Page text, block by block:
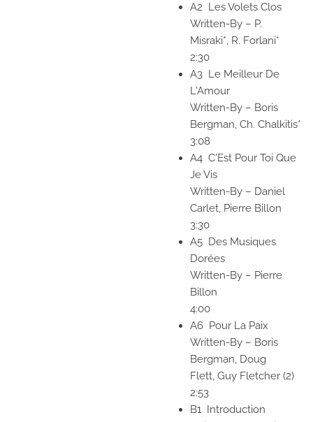
A2 Les Volets Clos
Written-By – P.
Misraki*, R. Forlani*
2:30
A3 Le Meilleur De
L'Amour
Written-By – Boris
Bergman, Ch. Chalkitis*
3:08
A4 C'Est Pour Toi Que
Je Vis
Written-By – Daniel
Carlet, Pierre Billon
3:30
A5 Des Musiques
Dorées
Written-By – Pierre
Billon
4:00
A6 Pour La Paix
Written-By – Boris
Bergman, Doug
Flett, Guy Fletcher (2)
2:53
B1 Introduction